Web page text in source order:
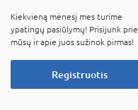
Kiekvieną mėnesį mes turime
ypatingų pasiūlymų! Prisijunk prie
mūsų ir apie juos sužinok pirmas!
Registruotis